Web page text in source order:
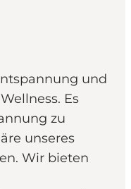
und
Es
zu
unseres
Wir bieten